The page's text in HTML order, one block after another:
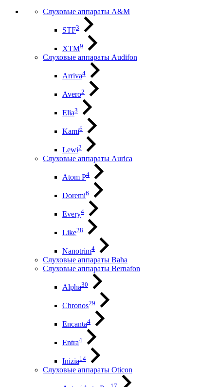
Слуховые аппараты A&M
STF3
XTM9
Слуховые аппараты Audifon
Arriva4
Avero2
Elia3
Kami6
Lewi2
Слуховые аппараты Aurica
Atom P4
Doremi6
Every4
Like28
Nanotrim4
Слуховые аппараты Baha
Слуховые аппараты Bernafon
Alpha30
Chronos29
Encanta4
Entra4
Inizia14
Слуховые аппараты Oticon